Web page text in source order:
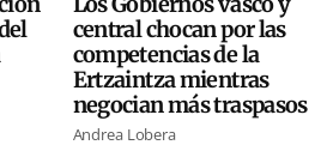
central chocan por las
competencias de la
Ertzaintza mientras
negocian más traspasos
Andrea Lobera